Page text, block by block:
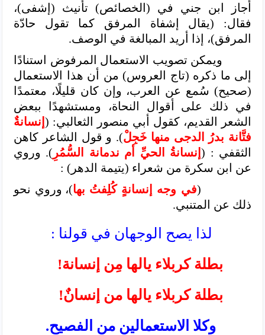
أجاز ابن جني في (الخصائص) تأنيث (إشفى)،
فقال: (يقال إشفاة المرفق كما تقول حادّة
المرفق)، إذا أريد المبالغة في الوصف.
ويمكن تصويب الاستعمال المرفوض استنادًا
إلى ما ذكره (تاج العروس) من أن هذا الاستعمال
(صحيح) سُمع عن العرب، وإن كان قليلًا، معتمدًا
في ذلك على أقوال النحاة، ومستشهدًا ببعض
الشعر القديم، كقول أبي منصور الثعالبي: ( إنسانةٌ
فتَّانة بدرُ الدجى منها خَجِلْ). و قول الشاعر كاهن
الثقفي : (إنسانةُ الحيِّ أم ندمانة السُّمُرِ ). وروي
عن ابن سكرة من شعراء (يتيمة الدهر) :
(في وجه إنسانةٍ كُلِفتُ بها)، وروي نحو
ذلك عن المتنبي.
لذا يصح الوجهان في قولنا :
بطلة كربلاء يالها مِن إنسانة!
بطلة كربلاء يالها من إنسانٌ!
وكلا الاستعمالين من الفصيح.